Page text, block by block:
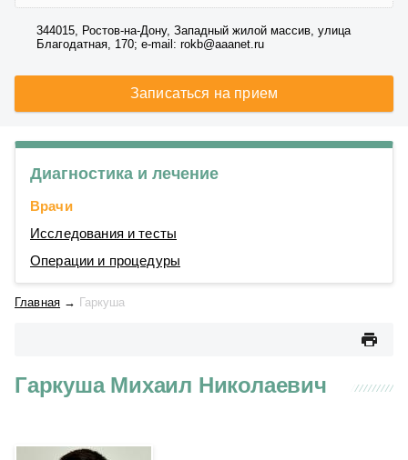
344015, Ростов-на-Дону, Западный жилой массив, улица
Благодатная, 170; e-mail: rokb@aaanet.ru
Записаться на прием
Диагностика и лечение
Врачи
Исследования и тесты
Операции и процедуры
Главная → Гаркуша
Гаркуша Михаил Николаевич